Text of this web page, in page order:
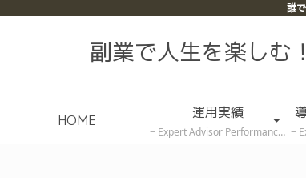
誰
副業で人生を楽しむ
HOME 運用実績
Expert Advisor Performance